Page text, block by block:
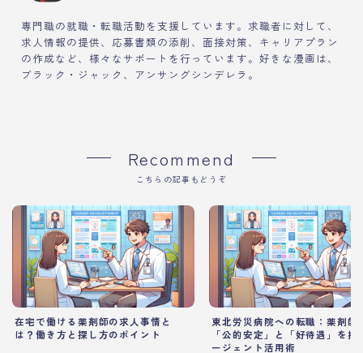
専門職の就職・転職活動を支援しています。求職者に対して、
求人情報の提供、応募書類の添削、面接対策、キャリアプラン
の作成など、様々なサポートを行っています。好きな漫画は、
ブラック・ジャック、アンサングシンデレラ。
Recommend
こちらの記事もどうぞ
在宅で働ける薬剤師の求人事情と
は？働き方と探し方のポイント
東北労災病院への転職：薬剤師
「公的安定」と「好待遇」を掴
ージェント活用術